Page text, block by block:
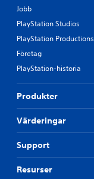
Jobb
PlayStation Studios
PlayStation Productions
Företag
PlayStation-historia
Produkter
Värderingar
Support
Resurser